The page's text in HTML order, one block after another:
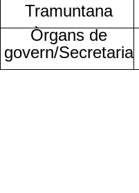
Tramuntana
Òrgans de
govern/Secretaria